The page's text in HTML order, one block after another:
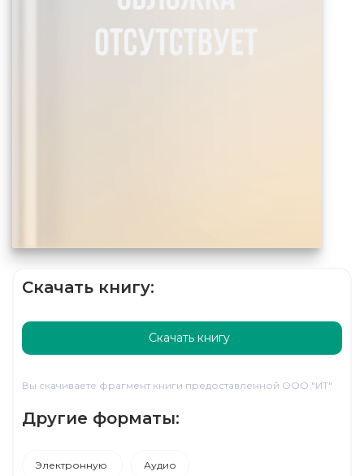
Скачать книгу:
Скачать книгу
Вы скачиваете фрагмент книги предоставленной ООО "ИТ"
Другие форматы:
Электронную Аудио